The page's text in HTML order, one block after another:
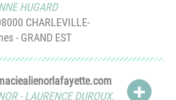
HUGARD
CHARLEVILLE-
- GRAND EST
-LAURENCE DUROUX,